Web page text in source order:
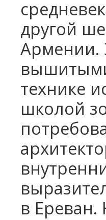
другой
Армении.
технике
школой
в Ереван.